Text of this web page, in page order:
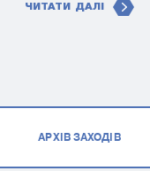
ЧИТАТИ ДАЛІ
АРХІВ ЗАХОДІВ